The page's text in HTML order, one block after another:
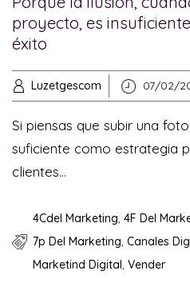
proyecto, es
éxito
Luzetgescom 07/02/
Si piensas que subir una
suficiente como estrategia
clientes…
4Cdel Marketing, 4F Del
7p Del Marketing, Canales
Marketind Digital, Vender